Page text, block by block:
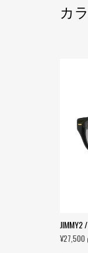
カ
JIMMY2
¥27,500